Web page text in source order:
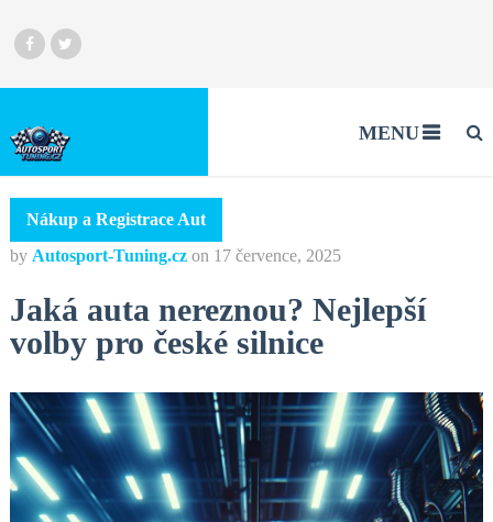
MENU
Nákup a Registrace Aut
by Autosport-Tuning.cz on 17 července, 2025
Jaká auta nereznou? Nejlepší
volby pro české silnice